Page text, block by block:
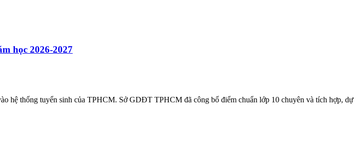
học 2026-2027
thống tuyển sinh của TPHCM. Sở GDĐT TPHCM đã công bố điểm chuẩn lớp 10 chuyên và tích hợp, dự